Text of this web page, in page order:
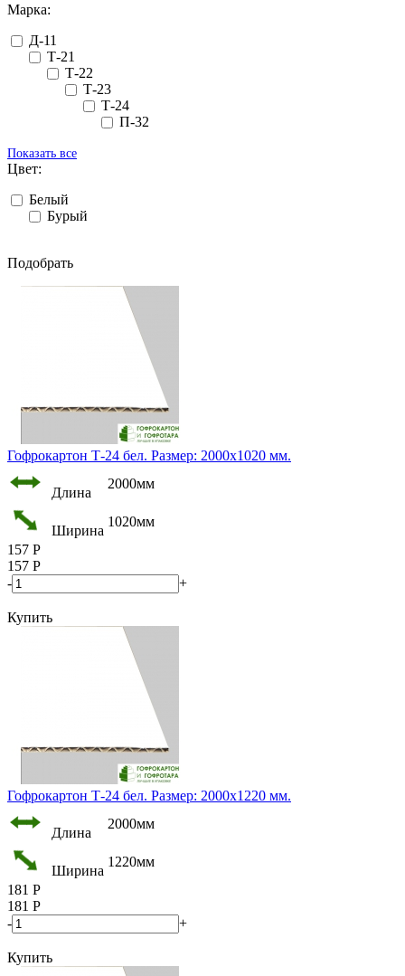
Марка:
Д-11
Т-21
Т-22
Т-23
Т-24
П-32
Показать все
Цвет:
Белый
Бурый
Подобрать
Гофрокартон Т-24 бел. Размер: 2000х1020 мм.
Длина
2000мм
Ширина
1020мм
157 Р
157 Р
-
+
Купить
Гофрокартон Т-24 бел. Размер: 2000х1220 мм.
Длина
2000мм
Ширина
1220мм
181 Р
181 Р
-
+
Купить